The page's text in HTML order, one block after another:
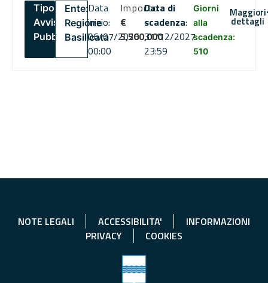
Tipo:
Avviso
Pubblico
Ente:
Regione
Basilicata
Data
inizio:
06/07/2026
00:00
Importo
€
5,500,000
Data di
scadenza:
31/12/2027
23:59
Giorni
alla
scadenza:
510
Maggiori
dettagli
NOTE LEGALI ACCESSIBILITA'
INFORMAZIONI
PRIVACY
COOKIES